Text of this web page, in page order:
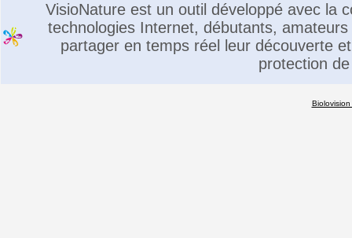
VisioNature est un outil développé avec la
technologies Internet, débutants,
partager en temps réel leur découverte
protection
Biolovision